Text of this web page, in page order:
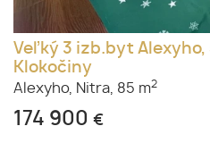
Veľký 3 izb.byt
Klokočiny
Alexyho, Nitra, 85 m2
174 900 €